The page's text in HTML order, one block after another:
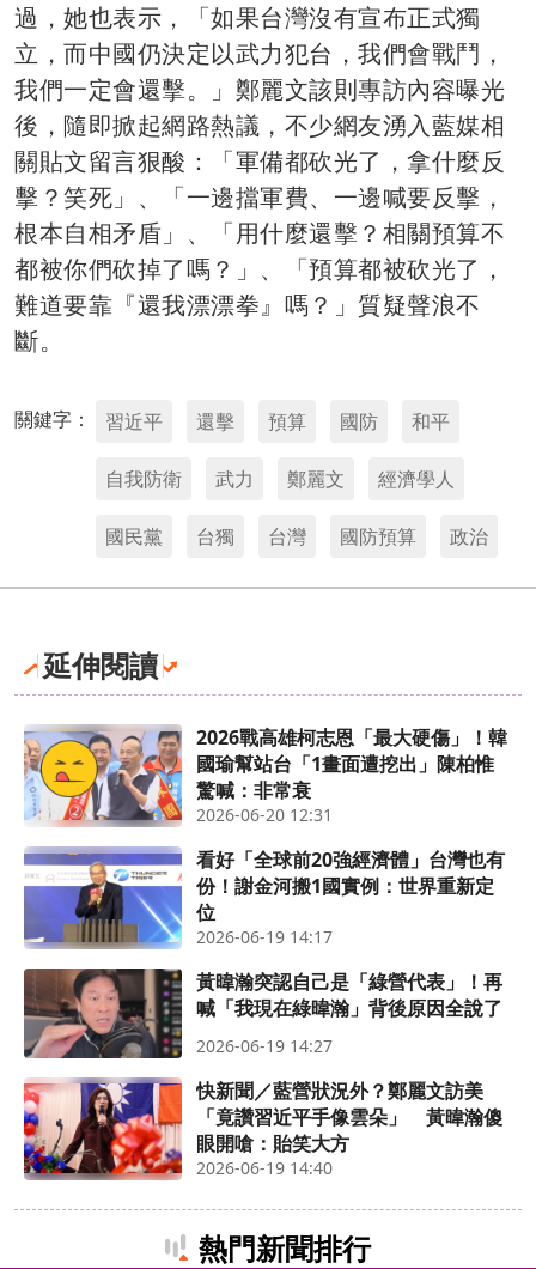
過，她也表示，「如果台灣沒有宣布正式獨
立，而中國仍決定以武力犯台，我們會戰鬥，
我們一定會還擊。」鄭麗文該則專訪內容曝光
後，隨即掀起網路熱議，不少網友湧入藍媒相
關貼文留言狠酸：「軍備都砍光了，拿什麼反
擊？笑死」、「一邊擋軍費、一邊喊要反擊，
根本自相矛盾」、「用什麼還擊？相關預算不
都被你們砍掉了嗎？」、「預算都被砍光了，
難道要靠『還我漂漂拳』嗎？」質疑聲浪不
斷。
關鍵字： 習近平 還擊 預算 國防 和平
自我防衛 武力 鄭麗文 經濟學人
國民黨 台獨 台灣 國防預算 政治
延伸閱讀
2026戰高雄柯志恩「最大硬傷」！韓
國瑜幫站台「1畫面遭挖出」陳柏惟
驚喊：非常衰
2026-06-20 12:31
看好「全球前20強經濟體」台灣也有
份！謝金河搬1國實例：世界重新定
位
2026-06-19 14:17
黃暐瀚突認自己是「綠營代表」！再
喊「我現在綠暐瀚」背後原因全說了
2026-06-19 14:27
快新聞／藍營狀況外？鄭麗文訪美
「竟讚習近平手像雲朵」 黃暐瀚傻
眼開嗆：貽笑大方
2026-06-19 14:40
熱門新聞排行